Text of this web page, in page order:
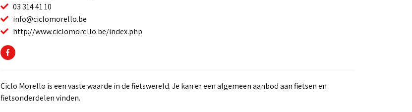
03 314 41 10
info@ciclomorello.be
http://www.ciclomorello.be/index.php
Ciclo Morello is een vaste waarde in de fietswereld. Je kan er een algemeen aanbod aan fietsen en
fietsonderdelen vinden.